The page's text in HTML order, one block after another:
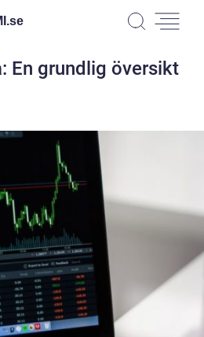
se
En grundlig översikt